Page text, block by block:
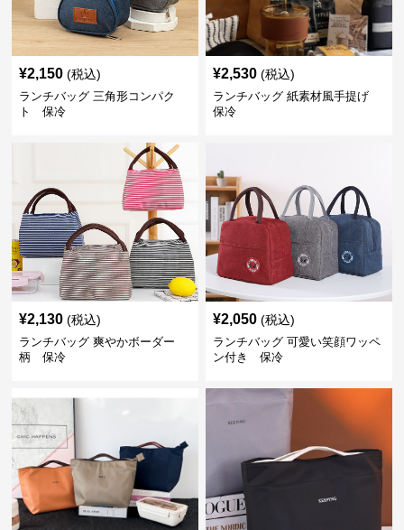
¥2,150 (税込)
ランチバッグ 三角形コンパク
ト 保冷
¥2,530 (税込)
ランチバッグ 紙素材風手提げ
保冷
¥2,130 (税込)
ランチバッグ 爽やかボーダー
柄 保冷
¥2,050 (税込)
ランチバッグ 可愛い笑顔ワッペ
ン付き 保冷